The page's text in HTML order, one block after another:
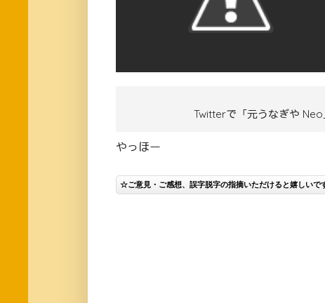
Twitterで「元うなぎや Neo
やっほー
☆ご意見・ご感想、誤字脱字の指摘いただけると嬉しい